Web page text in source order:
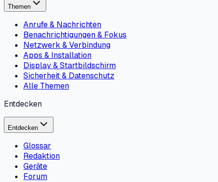
Themen
Anrufe & Nachrichten
Benachrichtigungen & Fokus
Netzwerk & Verbindung
Apps & Installation
Display & Startbildschirm
Sicherheit & Datenschutz
Alle Themen
Entdecken
Entdecken
Glossar
Redaktion
Geräte
Forum